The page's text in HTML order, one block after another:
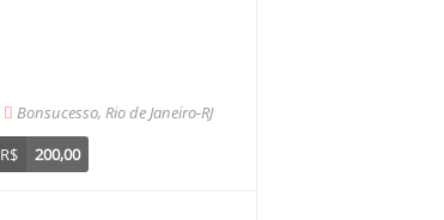
Bonsucesso, Rio de Janeiro-RJ
R$
200,00